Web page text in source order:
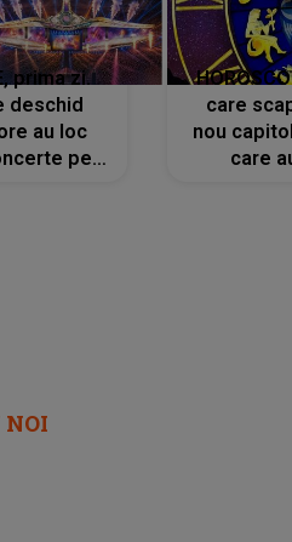
prima zi.
deschid
au loc
pe
care
nou
care
NOI